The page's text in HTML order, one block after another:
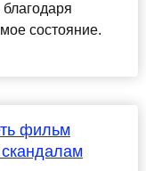
состояние.
фильм